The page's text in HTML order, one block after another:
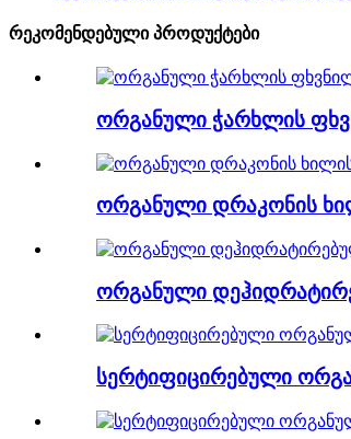
რეკომენდებული პროდუქტები
ორგანული ჭარხლის
ორგანული დრაკონის
ორგანული
სერტიფიცირებული